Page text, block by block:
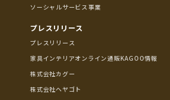
ソーシャルサービス事業
プレスリリース
プレスリリース
家具インテリアオンライン通販KAGOO情報
株式会社カグー
株式会社ヘヤゴト